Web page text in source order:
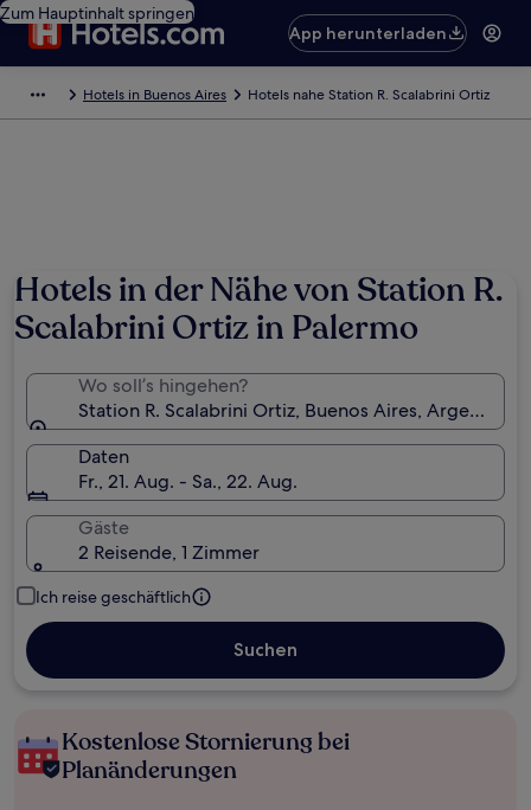
Zum Hauptinhalt springen
App herunterladen
Hotels in Buenos Aires Hotels nahe Station R. Scalabrini Ortiz
Hotels in der Nähe von Station R.
Scalabrini Ortiz in Palermo
Wo soll’s hingehen?
Station R. Scalabrini Ortiz, Buenos Aires, Argentinien
Daten
Fr., 21. Aug. - Sa., 22. Aug.
Gäste
2 Reisende, 1 Zimmer
Ich reise geschäftlich
Suchen
Kostenlose Stornierung bei
Planänderungen